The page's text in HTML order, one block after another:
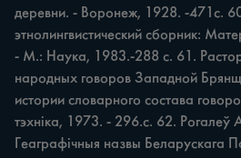
деревни. - Воронеж, 1928. -471с.
этнолингвистический сборник:
- М.: Наука, 1983.-288 с. 61.
народных говоров Западной
истории словарного состава
тэхніка, 1973. - 296.с. 62. Рогалеў
Геаграфічныя назвы Беларускага